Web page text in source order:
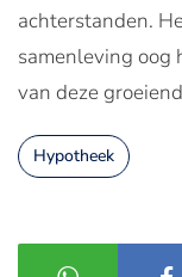
achterstanden.
samenleving oog
van deze
Hypotheek